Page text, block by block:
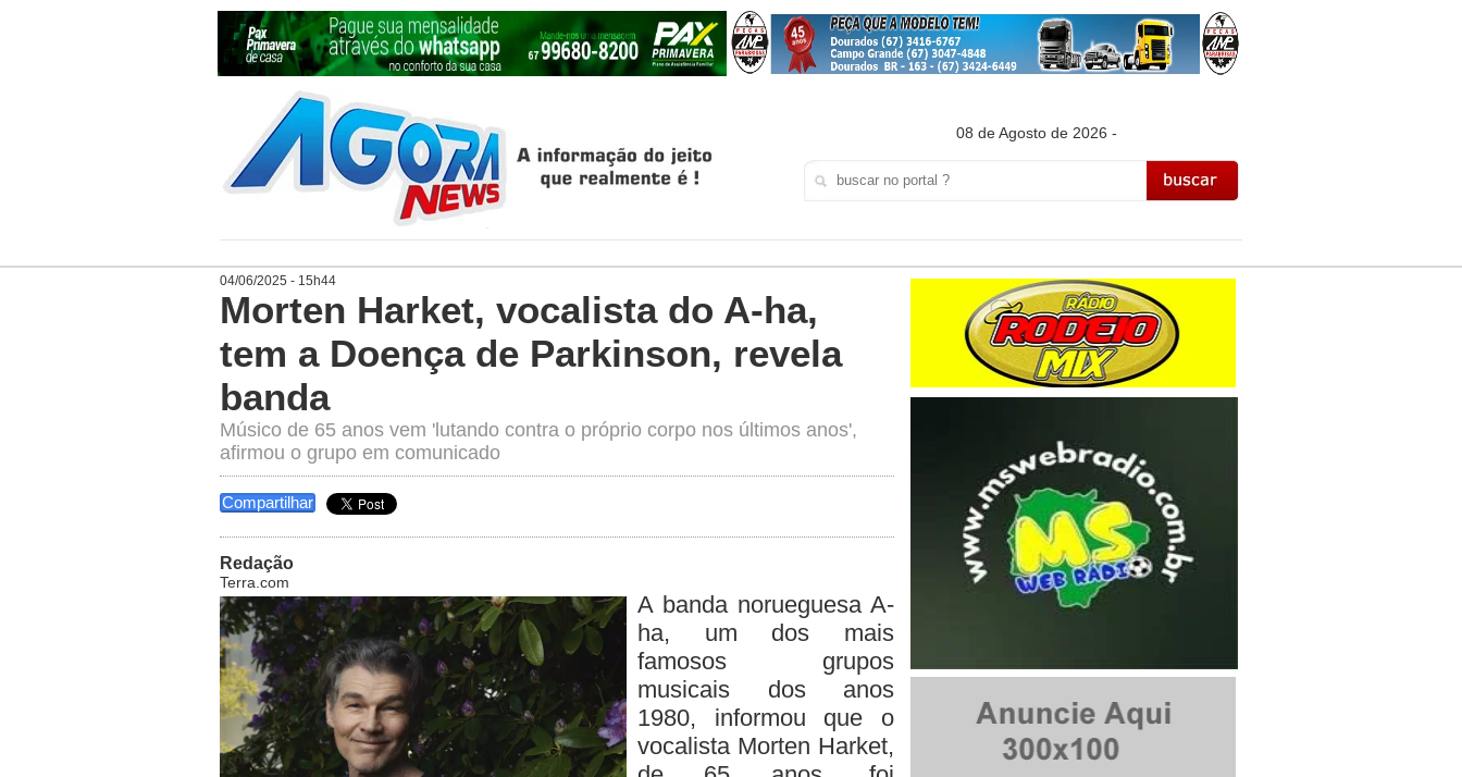
08 de Agosto de 2026 -
04/06/2025 - 15h44
Morten Harket, vocalista do A-ha,
tem a Doença de Parkinson, revela
banda
Músico de 65 anos vem 'lutando contra o próprio corpo nos últimos anos',
afirmou o grupo em comunicado
Compartilhar
Redação
Terra.com
A banda norueguesa A-
ha, um dos mais
famosos grupos
musicais dos anos
1980, informou que o
vocalista Morten Harket,